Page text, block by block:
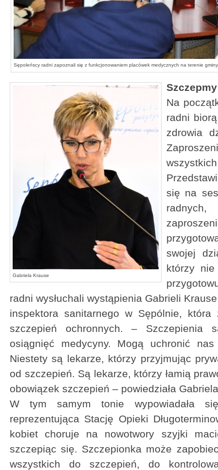
Sępoleńscy radni zapoznali się z funkcjonowaniem placówek medycznych na terenie gminy
Gabriela Krause
Na
radni
zdrowia
się na
swojej
którzy
radni wysłuchali wystąpienia Gabrieli
inspektora sanitarnego w Sępólnie, która
szczepień ochronnych. – Szczepienia
osiągnięć medycyny. Mogą uchronić
Niestety są lekarze, którzy przyjmując
od szczepień. Są lekarze, którzy łamią
obowiązek szczepień – powiedziała
W tym samym tonie wypowiadała się
reprezentująca Stację Opieki
kobiet choruje na nowotwory szyjki
szczepiąc się. Szczepionka może
wszystkich do szczepień, do